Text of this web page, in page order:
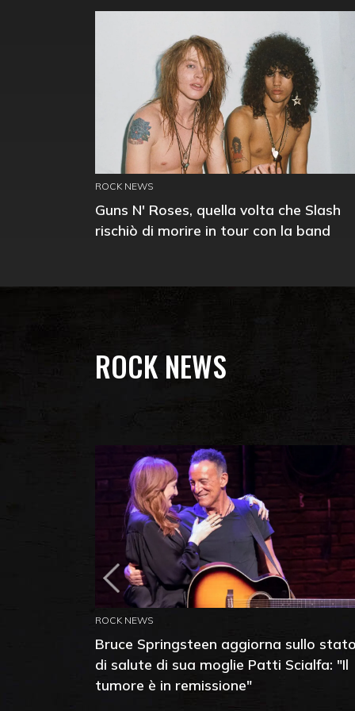
ROCK NEWS
Guns N' Roses, quella volta che Slash
rischiò di morire in tour con la band
ROCK NEWS
ROCK NEWS
Bruce Springsteen aggiorna sullo stato
di salute di sua moglie Patti Scialfa: "Il
tumore è in remissione"